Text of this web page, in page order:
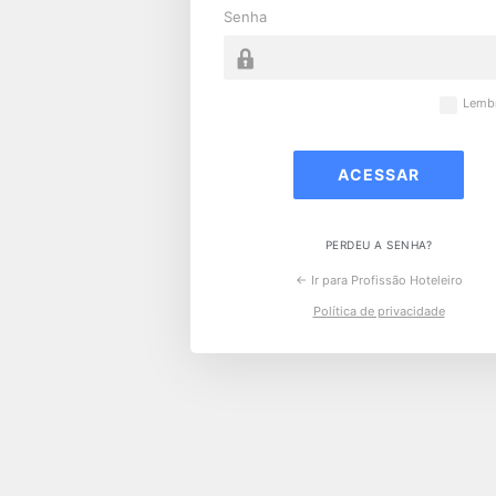
Senha
PERDEU A SENHA?
← Ir para Profissão Hoteleiro
Política de privacidade